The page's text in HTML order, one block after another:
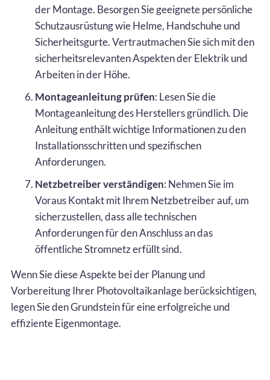
der Montage. Besorgen Sie geeignete persönliche
Schutzausrüstung wie Helme, Handschuhe und
Sicherheitsgurte. Vertrautmachen Sie sich mit den
sicherheitsrelevanten Aspekten der Elektrik und
Arbeiten in der Höhe.
Montageanleitung prüfen: Lesen Sie die
Montageanleitung des Herstellers gründlich. Die
Anleitung enthält wichtige Informationen zu den
Installationsschritten und spezifischen
Anforderungen.
Netzbetreiber verständigen: Nehmen Sie im
Voraus Kontakt mit Ihrem Netzbetreiber auf, um
sicherzustellen, dass alle technischen
Anforderungen für den Anschluss an das
öffentliche Stromnetz erfüllt sind.
Wenn Sie diese Aspekte bei der Planung und
Vorbereitung Ihrer Photovoltaikanlage berücksichtigen,
legen Sie den Grundstein für eine erfolgreiche und
effiziente Eigenmontage.